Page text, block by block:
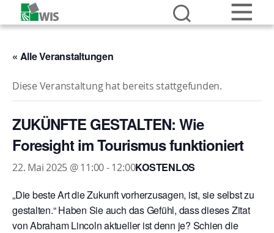
« Alle Veranstaltungen
Diese Veranstaltung hat bereits stattgefunden.
ZUKÜNFTE GESTALTEN: Wie
Foresight im Tourismus funktioniert
22. Mai 2025 @ 11:00-12:00KOSTENLOS
„Die beste Art die Zukunft vorherzusagen, ist, sie selbst zu
gestalten.“ Haben Sie auch das Gefühl, dass dieses Zitat
von Abraham Lincoln aktueller ist denn je? Schien die